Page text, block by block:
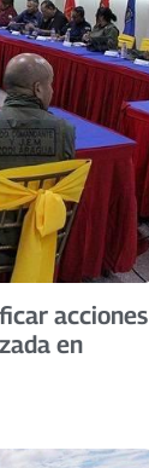
acciones
en